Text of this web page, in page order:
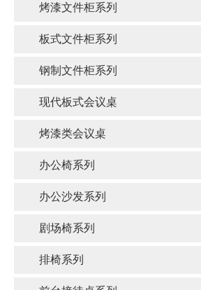
烤漆文件柜系列
板式文件柜系列
钢制文件柜系列
现代板式会议桌
烤漆类会议桌
办公椅系列
办公沙发系列
剧场椅系列
排椅系列